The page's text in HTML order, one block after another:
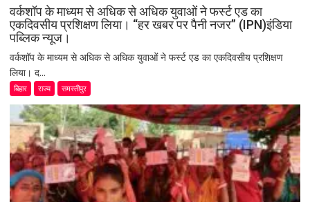
वर्कशॉप के माध्यम से अधिक से अधिक युवाओं ने फर्स्ट एड का
एकदिवसीय प्रशिक्षण लिया। “हर खबर पर पैनी नजर” (IPN)इंडिया
पब्लिक न्यूज।
वर्कशॉप के माध्यम से अधिक से अधिक युवाओं ने फर्स्ट एड का एकदिवसीय प्रशिक्षण
लिया। द...
बिहार राज्य समस्तीपुर